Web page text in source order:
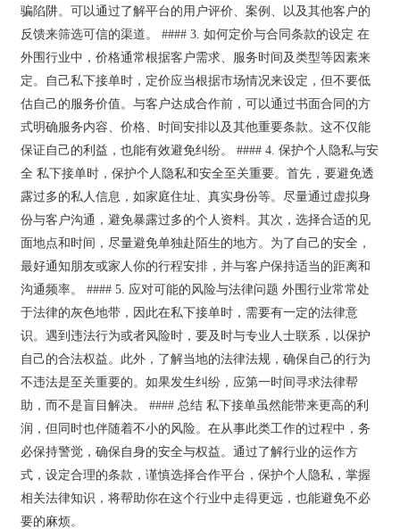
骗陷阱。可以通过了解平台的用户评价、案例、以及其他客户的
反馈来筛选可信的渠道。 #### 3. 如何定价与合同条款的设定 在
外围行业中，价格通常根据客户需求、服务时间及类型等因素来
定。自己私下接单时，定价应当根据市场情况来设定，但不要低
估自己的服务价值。与客户达成合作前，可以通过书面合同的方
式明确服务内容、价格、时间安排以及其他重要条款。这不仅能
保证自己的利益，也能有效避免纠纷。 #### 4. 保护个人隐私与安
全 私下接单时，保护个人隐私和安全至关重要。首先，要避免透
露过多的私人信息，如家庭住址、真实身份等。尽量通过虚拟身
份与客户沟通，避免暴露过多的个人资料。其次，选择合适的见
面地点和时间，尽量避免单独赴陌生的地方。为了自己的安全，
最好通知朋友或家人你的行程安排，并与客户保持适当的距离和
沟通频率。 #### 5. 应对可能的风险与法律问题 外围行业常常处
于法律的灰色地带，因此在私下接单时，需要有一定的法律意
识。遇到违法行为或者风险时，要及时与专业人士联系，以保护
自己的合法权益。此外，了解当地的法律法规，确保自己的行为
不违法是至关重要的。如果发生纠纷，应第一时间寻求法律帮
助，而不是盲目解决。 #### 总结 私下接单虽然能带来更高的利
润，但同时也伴随着不小的风险。在从事此类工作的过程中，务
必保持警觉，确保自身的安全与权益。通过了解行业的运作方
式，设定合理的条款，谨慎选择合作平台，保护个人隐私，掌握
相关法律知识，将帮助你在这个行业中走得更远，也能避免不必
要的麻烦。